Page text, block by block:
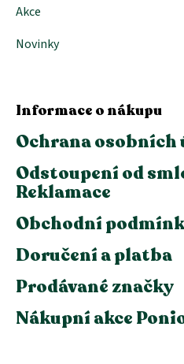
Akce
Novinky
Informace o nákupu
Ochrana osobních
Odstoupení od
Reklamace
Obchodní
Doručení a platba
Prodávané značky
Nákupní akce